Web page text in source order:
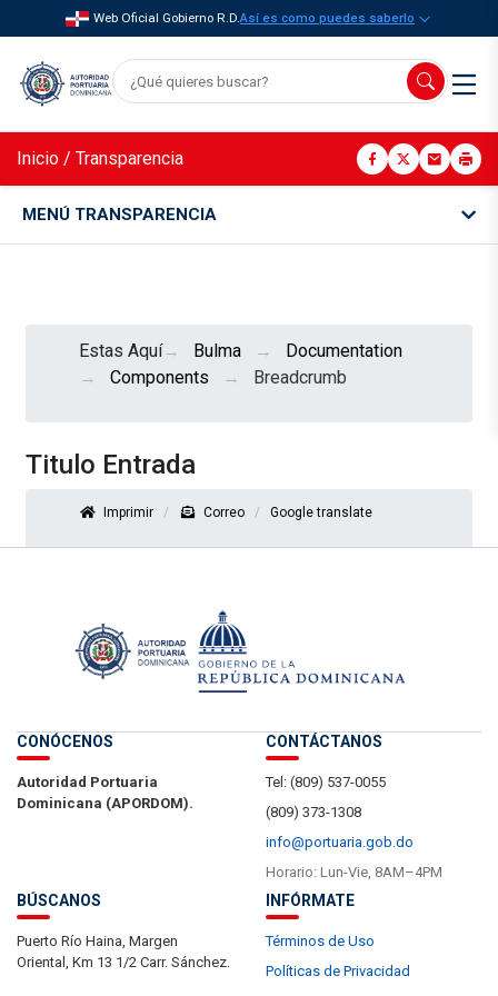
Web Oficial Gobierno R.D.Así es como puedes saberlo
Inicio / Transparencia
MENÚ TRANSPARENCIA
Estas Aquí Bulma
Documentation
Components
Breadcrumb
Titulo Entrada
Imprimir Correo Google translate
CONÓCENOS
Autoridad Portuaria
Dominicana (APORDOM).
CONTÁCTANOS
Tel: (809) 537-0055
(809) 373-1308
info@portuaria.gob.do
Horario: Lun-Vie, 8AM–4PM
BÚSCANOS
Puerto Río Haina, Margen
Oriental, Km 13 1/2 Carr. Sánchez.
INFÓRMATE
Términos de Uso
Políticas de Privacidad